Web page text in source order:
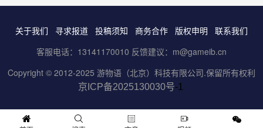
关于我们 寻求报道 投稿须知 商务合作 版权申明
联系我们
客服电话：13141170010 反馈建议：m@gameib.cn
Copyright © 2012-2025 游物语（北京）科技有限公司.保留所有权利
京ICP备2025130030号-1